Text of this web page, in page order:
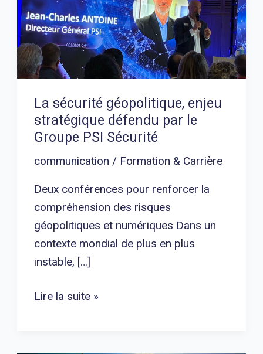
La sécurité géopolitique, enjeu
stratégique défendu par le
Groupe PSI Sécurité
communication / Formation & Carrière
Deux conférences pour renforcer la
compréhension des risques
géopolitiques et numériques Dans un
contexte mondial de plus en plus
instable, […]
stratégique
défendu
par
le
Groupe
PSI
Sécurité
Lire la suite »